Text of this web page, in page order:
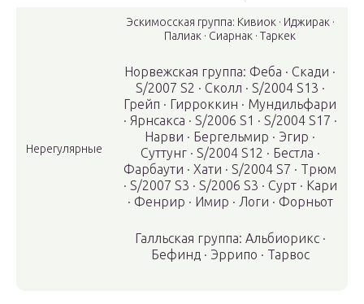
Нерегулярные
Эскимосская группа: Кивиок · Иджирак ·
Палиак · Сиарнак · Таркек
Норвежская группа: Феба · Скади ·
S/2007 S2 · Сколл · S/2004 S13 ·
Грейп · Гирроккин · Мундильфари
· Ярнсакса · S/2006 S1 · S/2004 S17 ·
Нарви · Бергельмир · Эгир ·
Суттунг · S/2004 S12 · Бестла ·
Фарбаути · Хати · S/2004 S7 · Трюм
· S/2007 S3 · S/2006 S3 · Сурт · Кари
· Фенрир · Имир · Логи · Форньот
Галльская группа: Альбиорикс ·
Бефинд · Эррипо · Тарвос